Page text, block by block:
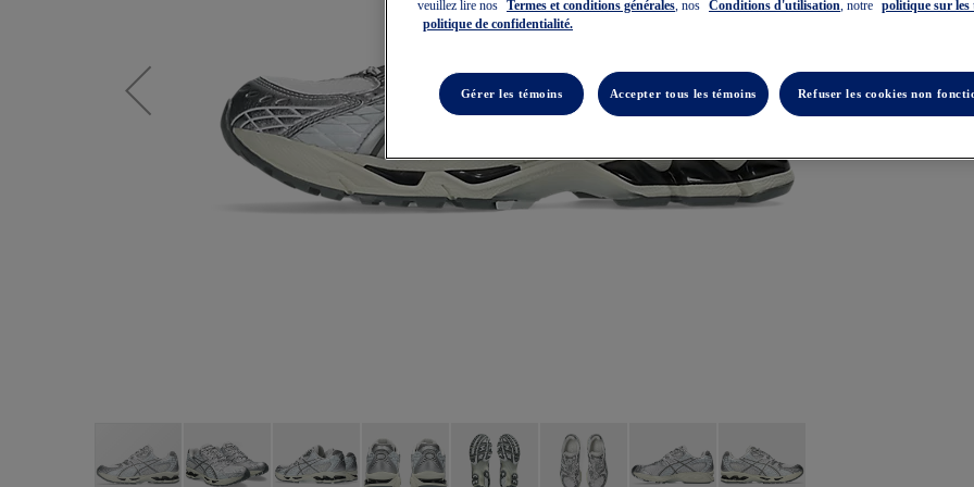
veuillez lire nos
Termes et conditions générales , nos Conditions d'utilisation , notre politique sur les
politique de confidentialité.
Refuser les cookies non
Accepter tous les témoins
Gérer les témoins